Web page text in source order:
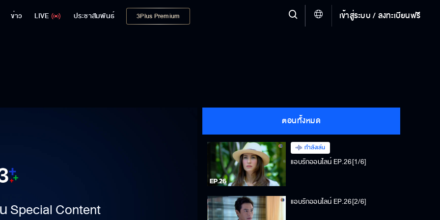
ข่าว LIVE ประชาสัมพันธ์ 3Plus Premium เข้าสู่ระบบ / ลงทะเบียนฟรี
Special Content
ตอนทั้งหมด
กำลังเล่น
แอบรักออนไลน์ EP.26[1/6]
แอบรักออนไลน์ EP.26[2/6]